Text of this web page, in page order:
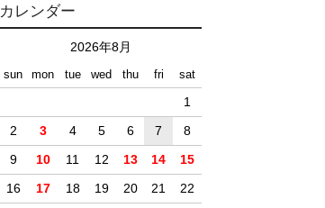
カレンダー
2026年8月
sun mon tue wed thu fri sat
1
2
3 4 5 6 7
8
9
10 11 12 13 14
15
16
17 18 19 20 21
22